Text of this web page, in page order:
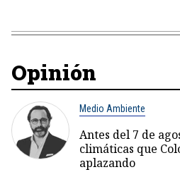
Opinión
Medio Ambiente
Antes del 7 de
climáticas que
aplazando